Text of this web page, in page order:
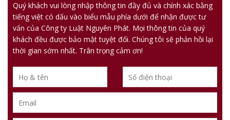
Quý khách vui lòng nhập thông tin đầy đủ và chính xác bằng
tiếng việt có dấu vào biểu mẫu phía dưới để nhận được tư
vấn của Công ty Luật Nguyên Phát. Mọi thông tin của quý
khách đều được bảo mật tuyệt đối. Chúng tôi sẽ phản hồi lại
thời gian sớm nhất. Trân trọng cảm ơn!